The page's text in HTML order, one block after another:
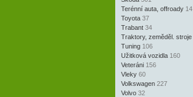
Terénní auta, offroady 14
Toyota 37
Trabant 34
Traktory, zeměděl. stroje
Tuning 106
Užitková vozidla 160
Veteráni 156
Vleky 60
Volkswagen 227
Volvo 32